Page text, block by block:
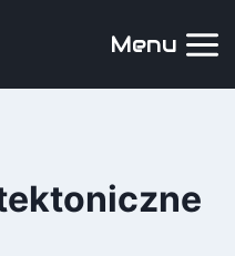
Menu